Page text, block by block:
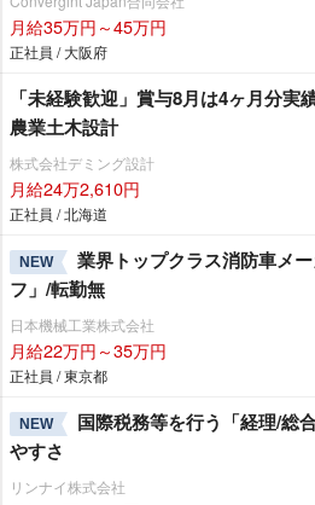
月給35万円～45万円
正社員 / 大阪府
「未経験歓迎」賞与8月は4ヶ月分実
農業土木設計
株式会社デミング設計
月給24万2,610円
正社員 / 北海道
NEW
業界トップクラス消防車メ
フ」/転勤無
日本機械工業株式会社
月給22万円～35万円
正社員 / 東京都
NEW
国際税務等を行う「経理/総
すさ
リンナイ株式会社